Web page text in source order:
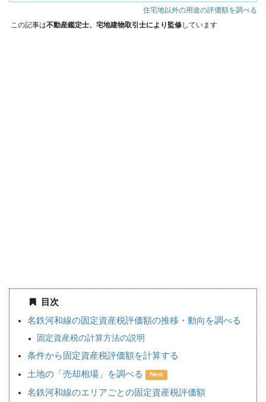
住宅地以外の用途の評価額を調べる
この記事は不動産鑑定士、宅地建物取引士により監修しています
目次
名鉄河和線の固定資産税評価額の推移・動向を調べる
固定資産税の計算方法の説明
条件から固定資産税評価額を計算する
土地の「売却相場」を調べる New
名鉄河和線のエリアごとの固定資産税評価額